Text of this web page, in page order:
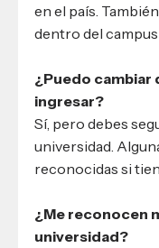
en el país.
dentro del campus
¿Puedo cambiar
ingresar?
Sí, pero debes
universidad.
reconocidas si
¿Me reconocen
universidad?